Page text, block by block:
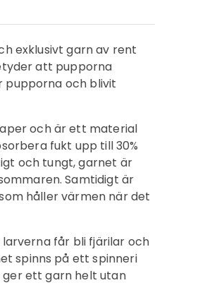
exklusivt garn av rent
att pupporna
pupporna och blivit
och är ett material
fukt upp till 30%
och tungt, garnet är
Samtidigt är
håller värmen när det
får bli fjärilar och
spinns på ett spinneri
ger ett garn helt utan